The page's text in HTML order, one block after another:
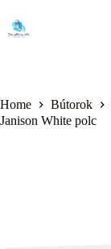
content
Home Bútorok
Janison White polc